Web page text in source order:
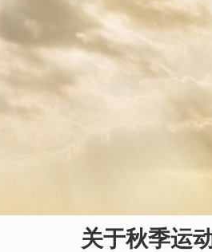
关于秋季运